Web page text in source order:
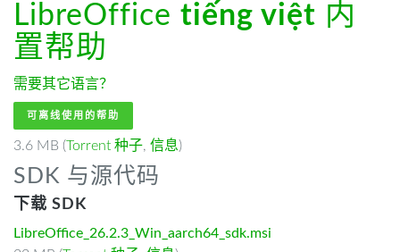
LibreOffice tiếng việt 内
置帮助
需要其它语言？
可离线使用的帮助
3.6 MB (Torrent 种子, 信息)
SDK 与源代码
下载 SDK
LibreOffice_26.2.3_Win_aarch64_sdk.msi